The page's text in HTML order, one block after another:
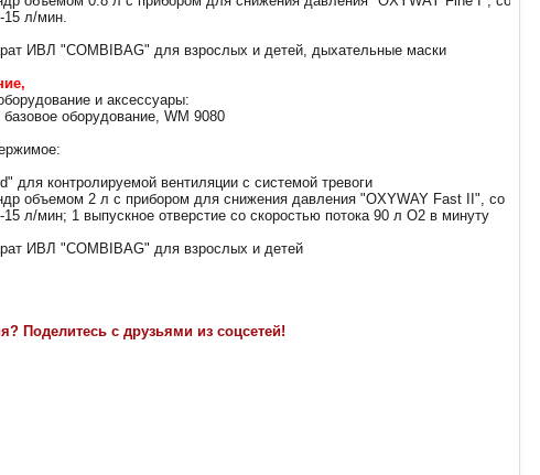
15 л/мин.
ИВЛ "COMBIBAG" для взрослых и детей, дыхательные маски
и аксессуары:
оборудование, WM 9080
для контролируемой вентиляции с системой тревоги
объемом 2 л с прибором для снижения давления "OXYWAY Fast II", со
15 л/мин; 1 выпускное отверстие со скоростью потока 90 л О2 в минуту
ИВЛ "COMBIBAG" для взрослых и детей
Поделитесь с друзьями из соцсетей!